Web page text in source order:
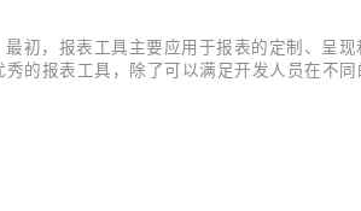
，报表工具主要应用于报表的定制、呈
的报表工具，除了可以满足开发人员在不